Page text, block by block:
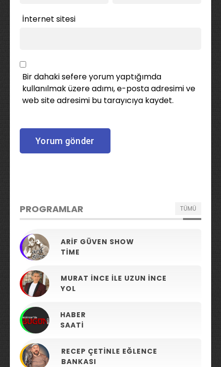
İnternet sitesi
Bir dahaki sefere yorum yaptığımda
kullanılmak üzere adımı, e-posta adresimi ve
web site adresimi bu tarayıcıya kaydet.
PROGRAMLAR TÜMÜ
ARIF GÜVEN SHOW
TIME
MURAT İNCE ILE UZUN İNCE
YOL
HABER
SAATI
RECEP ÇETINLE EĞLENCE
BANKASI